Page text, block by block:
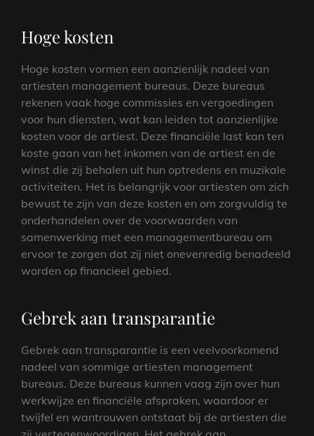
Hoge kosten
Hoge kosten vormen een aanzienlijk nadeel van
artiesten management bureaus. Deze bureaus
rekenen vaak hoge commissies en vergoedingen
voor hun diensten, wat kan leiden tot aanzienlijke
kosten voor de artiest. Deze financiële last kan ten
koste gaan van het inkomen van de artiest en de
winst die zij behalen uit hun optredens en muzikale
activiteiten. Het is belangrijk voor artiesten om zich
bewust te zijn van deze kosten en om zorgvuldig te
onderhandelen over de voorwaarden van
samenwerking met een managementbureau om
ervoor te zorgen dat zij niet onevenredig benadeeld
worden op financieel gebied.
Gebrek aan transparantie
Gebrek aan transparantie is een veelvoorkomend
nadeel van sommige artiesten management
bureaus. Deze bureaus kunnen vaag zijn over hun
werkwijze en financiële afspraken, waardoor er
twijfel en wantrouwen ontstaat bij de artiesten die